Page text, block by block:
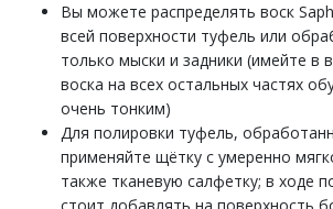
Вы можете распределять воск
всей поверхности туфель или
только мыски и задники (имейте в
воска на всех остальных частях
очень тонким)
Для полировки туфель,
применяйте щётку с умеренно
также тканевую салфетку; в ходе